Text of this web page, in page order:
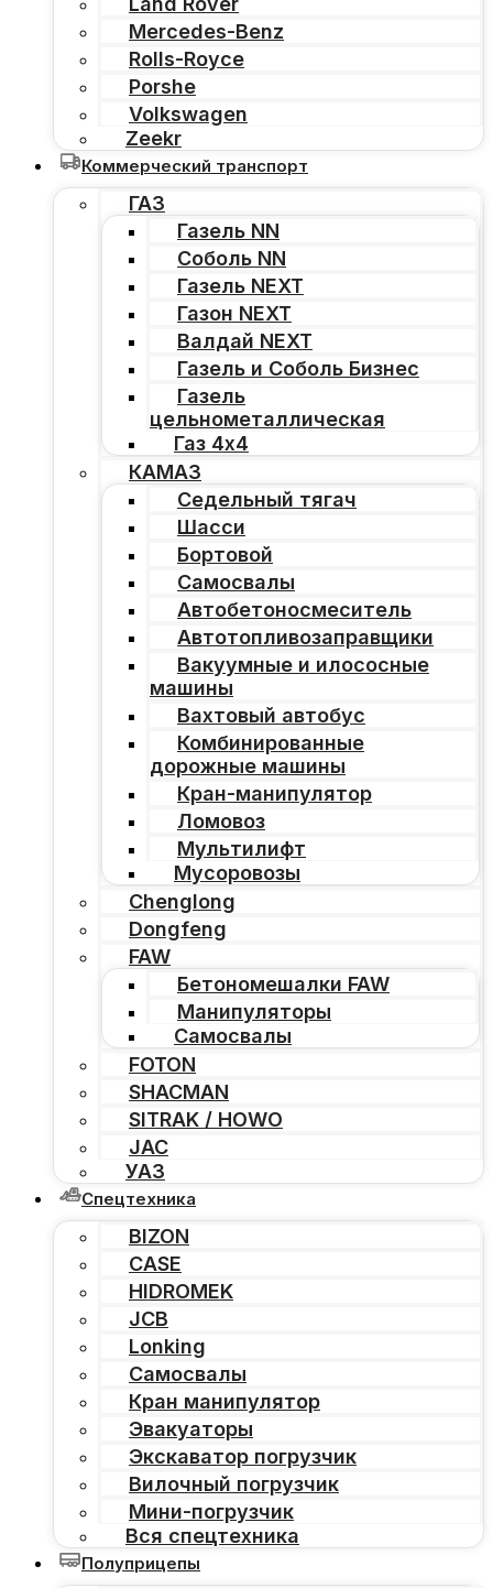
Mercedes-Benz
Rolls-Royce
Porshe
Volkswagen
Zeekr
Коммерческий транспорт
ГАЗ
Газель NN
Соболь NN
Газель NEXT
Газон NEXT
Валдай NEXT
Газель и Соболь Бизнес
Газель
цельнометаллическая
Газ 4х4
КАМАЗ
Седельный тягач
Шасси
Бортовой
Самосвалы
Автобетоносмеситель
Автотопливозаправщики
Вакуумные и илососные
машины
Вахтовый автобус
Комбинированные
дорожные машины
Кран-манипулятор
Ломовоз
Мультилифт
Мусоровозы
Chenglong
Dongfeng
FAW
Бетономешалки FAW
Манипуляторы
Самосвалы
FOTON
SHACMAN
SITRAK / HOWO
JAC
УАЗ
Спецтехника
BIZON
CASE
HIDROMEK
JCB
Lonking
Самосвалы
Кран манипулятор
Эвакуаторы
Экскаватор погрузчик
Вилочный погрузчик
Мини-погрузчик
Вся спецтехника
Полуприцепы